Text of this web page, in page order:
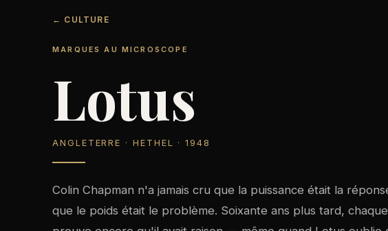
← CULTURE
MARQUES AU MICROSCOPE
Lotus
ANGLETERRE · HETHEL · 1948
Colin Chapman n'a jamais cru que la puissance était la
que le poids était le problème. Soixante ans plus tard,